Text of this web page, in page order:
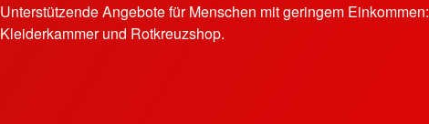
Unterstützende Angebote für Menschen mit geringem Einkommen:
Kleiderkammer und Rotkreuzshop.